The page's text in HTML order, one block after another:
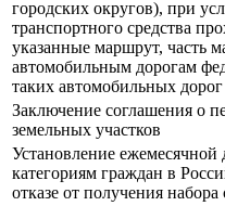
городских округов), при
транспортного средства
указанные маршрут, часть
автомобильным дорогам
таких автомобильных дорог
Заключение соглашения о
земельных участков
Установление
категориям граждан в
отказе от получения